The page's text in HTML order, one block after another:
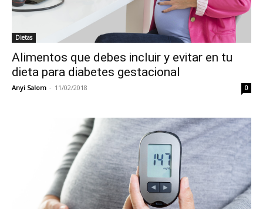
Dietas
Alimentos que debes incluir y evitar en tu
dieta para diabetes gestacional
Anyi Salom - 11/02/2018 0